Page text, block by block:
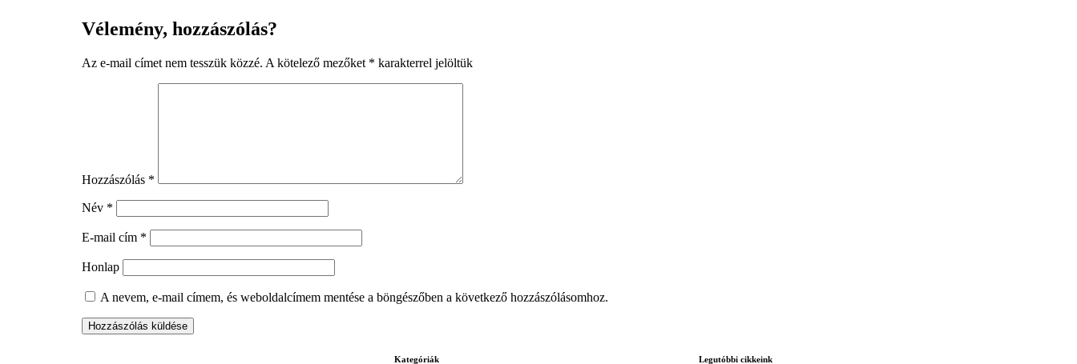
Vélemény, hozzászólás?
Az e-mail címet nem tesszük közzé. A kötelező mezőket * karakterrel jelöltük
Hozzászólás *
Név *
E-mail cím *
Honlap
A nevem, e-mail címem, és weboldalcímem mentése a böngészőben a következő hozzászólásomhoz.
Kategóriák Legutóbbi cikkeink